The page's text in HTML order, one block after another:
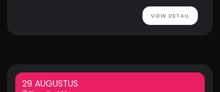
VIEW DETAIL
29 AUGUSTUS